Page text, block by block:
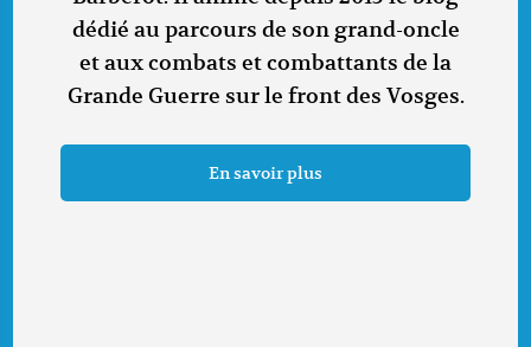
dédié au parcours de son grand-oncle
et aux combats et combattants de la
Grande Guerre sur le front des Vosges.
En savoir plus